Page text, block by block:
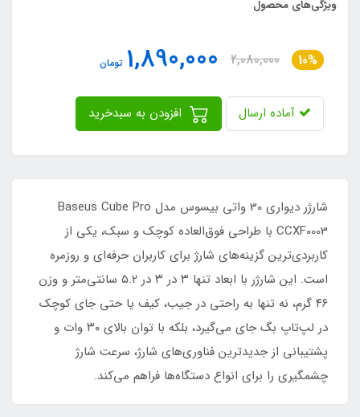
ویژگی‌های محصول
10%
2,080,000
1,890,000 تومان
آماده ارسال
شارژر دیواری 30 واتی بیسوس مدل Baseus Cube Pro
CCXF0003 با طراحی فوق‌العاده کوچک و سبک، یکی از
کاربردی‌ترین گزینه‌های شارژ برای کاربران حرفه‌ای و روزمره
است. این شارژر با ابعاد تنها ۳ در ۳ در ۵.۲ سانتی‌متر و وزن
۴۶ گرم، نه تنها به راحتی در جیب، کیف یا حتی جای کوچک
در لپ‌تاپ بگ جای می‌گیرد، بلکه با توان بالای ۳۰ وات و
پشتیبانی از جدیدترین فناوری‌های شارژ، سرعت شارژ
چشمگیری را برای انواع دستگاه‌ها فراهم می‌کند.